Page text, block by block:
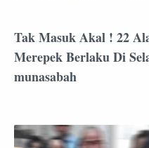
Tak Masuk Akal ! 22
Merepek Berlaku Di
munasabah